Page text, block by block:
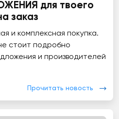
для твоего
заказ
и комплексная покупка.
стоит подробно
и производителей
Прочитать новость